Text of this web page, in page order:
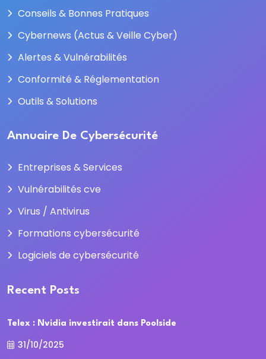
Conseils & Bonnes Pratiques
Cybernews (Actus & Veille Cyber)
Alertes & Vulnérabilités
Conformité & Réglementation
Outils & Solutions
Annuaire De Cybersécurité
Entreprises & Services
Vulnérabilités cve
Virus / Antivirus
Formations cybersécurité
Logiciels de cybersécurité
Recent Posts
Telex : Nvidia investirait dans Poolside
31/10/2025